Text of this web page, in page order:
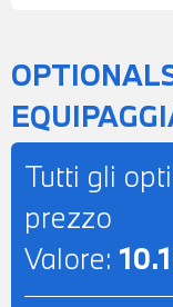
SICUREZZA
POSSIBILITA'
DI LEASING
PER
Tutti gli
prezzo
Valore: